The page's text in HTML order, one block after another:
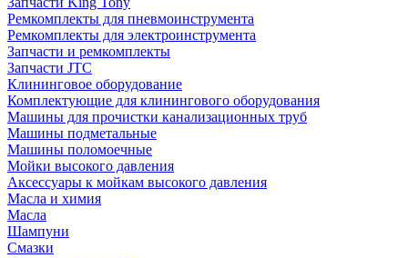
Ремкомплекты для пневмоинструмента
Ремкомплекты для электроинструмента
Запчасти и ремкомплекты
Запчасти JTC
Клининговое оборудование
Комплектующие для клинингового оборудования
Машины для прочистки канализационных труб
Машины подметальные
Машины поломоечные
Мойки высокого давления
Аксессуары к мойкам высокого давления
Масла и химия
Масла
Шампуни
Смазки